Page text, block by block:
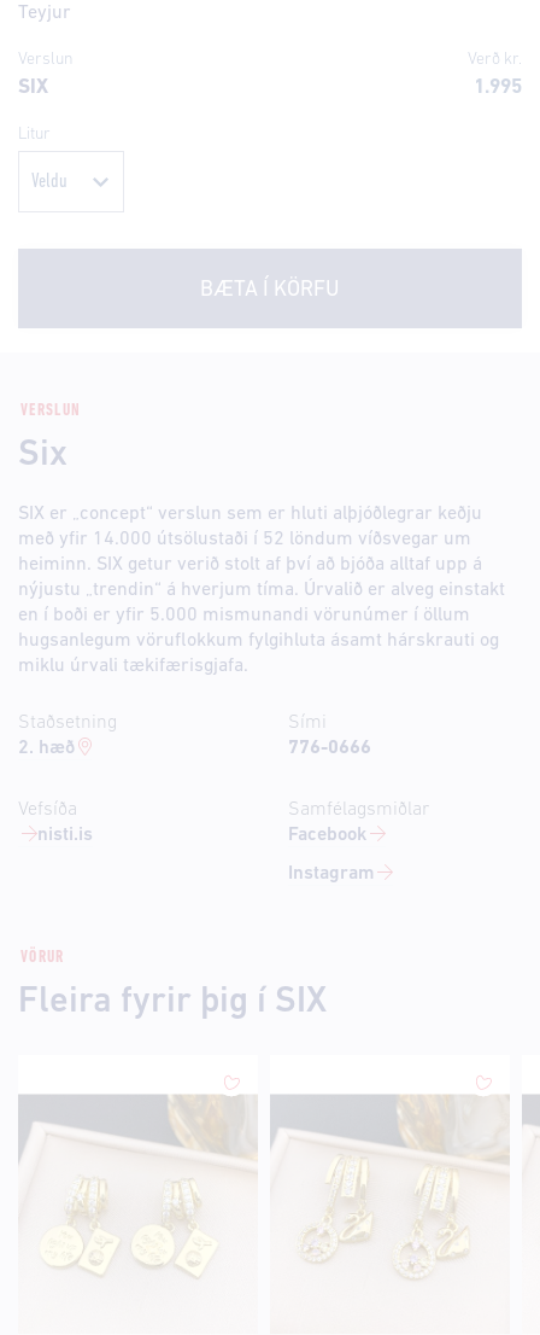
Teyjur
Verslun Verð kr.
SIX 1.995
Litur
BÆTA Í KÖRFU
VERSLUN
Six
SIX er „concept“ verslun sem er hluti alþjóðlegrar keðju
með yfir 14.000 útsölustaði í 52 löndum víðsvegar um
heiminn. SIX getur verið stolt af því að bjóða alltaf upp á
nýjustu „trendin“ á hverjum tíma. Úrvalið er alveg einstakt
en í boði er yfir 5.000 mismunandi vörunúmer í öllum
hugsanlegum vöruflokkum fylgihluta ásamt hárskrauti og
miklu úrvali tækifærisgjafa.
Staðsetning
2. hæð
Vefsíða
nisti.is
Sími
776-0666
Samfélagsmiðlar
Facebook
Instagram
VÖRUR
Fleira fyrir þig í SIX